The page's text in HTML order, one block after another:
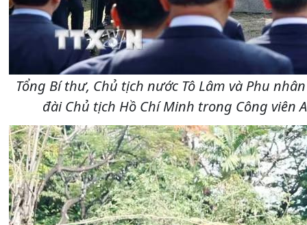
Tổng Bí thư, Chủ tịch nước Tô Lâm và Phu
đài Chủ tịch Hồ Chí Minh trong Công viên